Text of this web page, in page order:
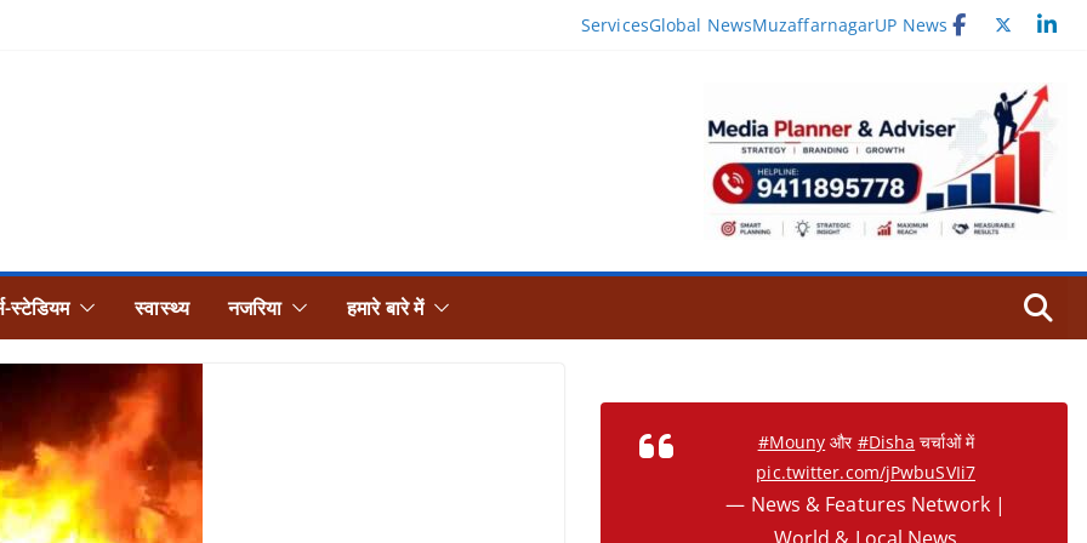
ServicesGlobal NewsMuzaffarnagarUP News
स्टेडियम स्वास्थ्य नजरिया हमारे बारे में
#Mouny और #Disha चर्चाओं में
pic.twitter.com/jPwbuSVIi7
— News & Features Network |